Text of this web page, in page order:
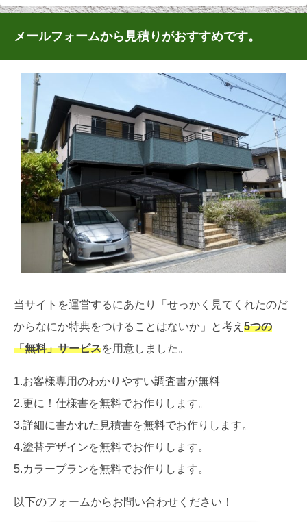
メールフォームから見積りがおすすめです。
当サイトを運営するにあたり「せっかく見てくれたのだ
からなにか特典をつけることはないか」と考え 5つの
「無料」サービスを用意しました。
1.お客様専用のわかりやすい調査書が無料
2.更に！仕様書を無料でお作りします。
3.詳細に書かれた見積書を無料でお作りします。
4.塗替デザインを無料でお作りします。
5.カラープランを無料でお作りします。
以下のフォームからお問い合わせください！